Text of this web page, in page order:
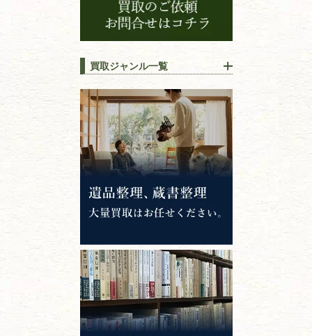
買取ジャンル一覧
江戸時代の書物
唐本・漢籍・
中国書物・朝鮮本
錦絵・浮世絵・版画・刷り物
専門書・ 学術書
哲学書・思想書
心理学・倫理学
仏教書
神道・神社仏閣